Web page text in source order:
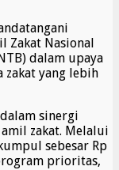
Zakat Nasional
dalam upaya
zakat yang lebih
sinergi
zakat. Melalui
sebesar Rp
prioritas,